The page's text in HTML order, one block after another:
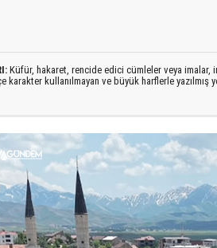
Küfür, hakaret, rencide edici cümleler veya imalar,
karakter kullanılmayan ve büyük harflerle yazılmış